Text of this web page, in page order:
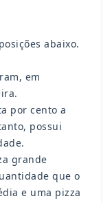
abaixo.
em
por cento a
possui
grande
que o
e uma pizza